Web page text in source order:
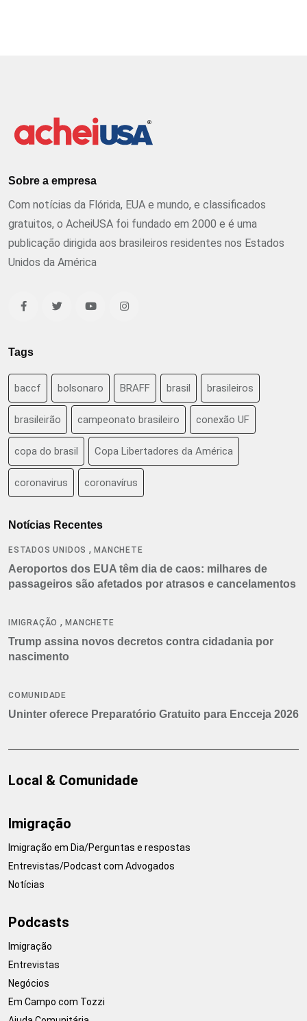
Sobre a empresa
Com notícias da Flórida, EUA e mundo, e classificados
gratuitos, o AcheiUSA foi fundado em 2000 e é uma
publicação dirigida aos brasileiros residentes nos Estados
Unidos da América
Tags
baccf bolsonaro BRAFF brasil brasileiros
brasileirão campeonato brasileiro conexão UF
copa do brasil Copa Libertadores da América
coronavirus coronavírus
Notícias Recentes
ESTADOS UNIDOS ,MANCHETE
Aeroportos dos EUA têm dia de caos: milhares de
passageiros são afetados por atrasos e cancelamentos
IMIGRAÇÃO ,MANCHETE
Trump assina novos decretos contra cidadania por
nascimento
COMUNIDADE
Uninter oferece Preparatório Gratuito para Encceja 2026
Local & Comunidade
Imigração
Imigração em Dia/Perguntas e respostas
Entrevistas/Podcast com Advogados
Notícias
Podcasts
Imigração
Entrevistas
Negócios
Em Campo com Tozzi